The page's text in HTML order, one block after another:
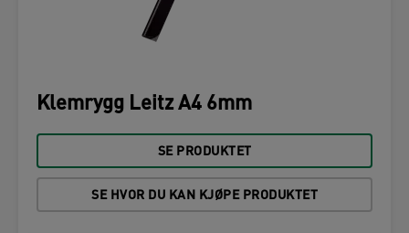
Klemrygg Leitz A4 6mm
SE PRODUKTET
SE HVOR DU KAN KJØPE PRODUKTET